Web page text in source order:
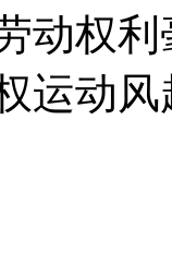
动权
运动